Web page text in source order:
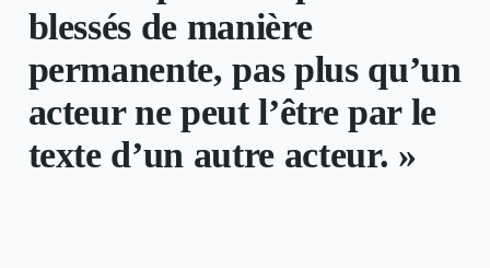
blessés de manière
permanente, pas plus qu’un
acteur ne peut l’être par le
texte d’un autre acteur. »